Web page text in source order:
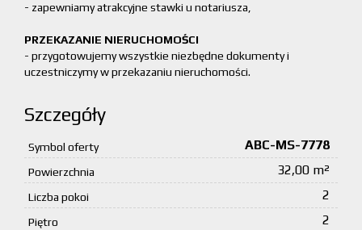
- zapewniamy atrakcyjne stawki u notariusza,
PRZEKAZANIE NIERUCHOMOŚCI
- przygotowujemy wszystkie niezbędne dokumenty i
uczestniczymy w przekazaniu nieruchomości.
Szczegóły
Symbol oferty ABC-MS-7778
Powierzchnia 32,00 m²
Liczba pokoi 2
Piętro 2